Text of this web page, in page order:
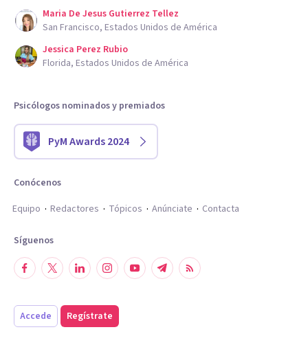
Maria De Jesus Gutierrez Tellez
San Francisco, Estados Unidos de América
Jessica Perez Rubio
Florida, Estados Unidos de América
Psicólogos nominados y premiados
PyM Awards 2024
Conócenos
Equipo
Redactores Tópicos Anúnciate Contacta
Síguenos
Accede Regístrate